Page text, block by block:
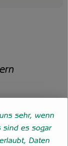
eG
sehr, wenn
sind es sogar
Daten